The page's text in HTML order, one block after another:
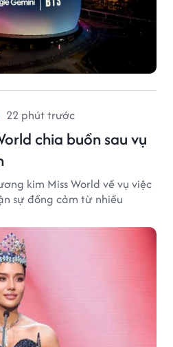
22 phút trước
chia buồn sau vụ
kim Miss World về vụ việc
sự đồng cảm từ nhiều